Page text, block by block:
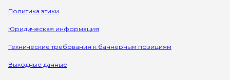
Политика этики
Юридическая информация
Технические требования к баннерным позициям
Выходные данные